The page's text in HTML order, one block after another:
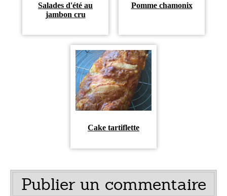
Salades d'été au
jambon cru
Pomme chamonix
Cake tartiflette
Publier un commentaire